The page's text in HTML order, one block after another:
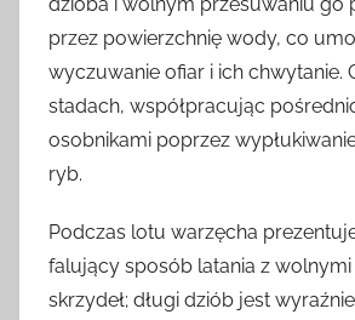
przez powierzchnię wody, co
wyczuwanie ofiar i ich chwytanie.
stadach, współpracując
osobnikami poprzez
ryb.
Podczas lotu warzęcha
falujący sposób latania z
skrzydeł; długi dziób jest